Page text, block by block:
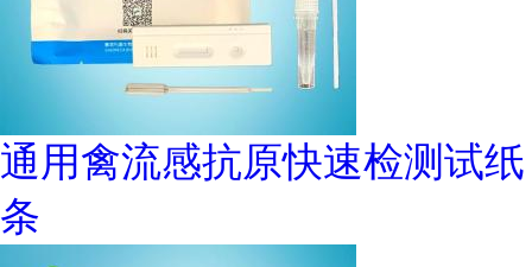
通用禽流感抗原快速检测试纸
条